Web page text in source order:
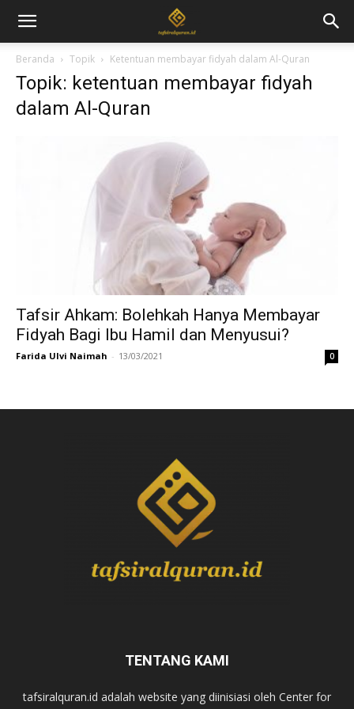
Beranda Topik Ketentuan membayar fidyah dalam Al-Quran
Topik: ketentuan membayar fidyah
dalam Al-Quran
Tafsir Ahkam: Bolehkah Hanya Membayar
Fidyah Bagi Ibu Hamil dan Menyusui?
Farida Ulvi Naimah - 13/03/2021 0
TENTANG KAMI
tafsiralquran.id adalah website yang diinisiasi oleh Center for